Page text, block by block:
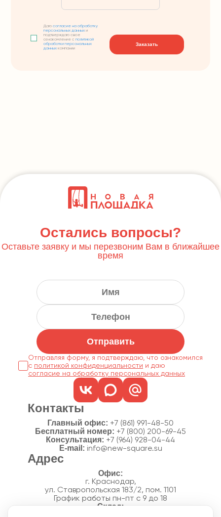
Даюсогласие на обработку
персональных данных и
подтверждаю свое
ознакомление сполитикой
обработки персональных
данных компании
Заказать
Остались вопросы?
Оставьте заявку и мы перезвоним Вам в ближайшее
время
Отправить
Отправляя форму, я подтверждаю, что ознакомился
с политикой конфиденциальности
согласие на обработку персональных данных
Контакты
Главный офис: +7 (861) 991-48-50
Бесплатный номер: +7 (800) 200-69-45
Консультация: +7 (964) 928-04-44
E-mail: info@new-square.su
Адрес
г. Краснодар,
ул. Ставропольская 183/2, пом. 1101
График работы пн-пт с 9 до 18